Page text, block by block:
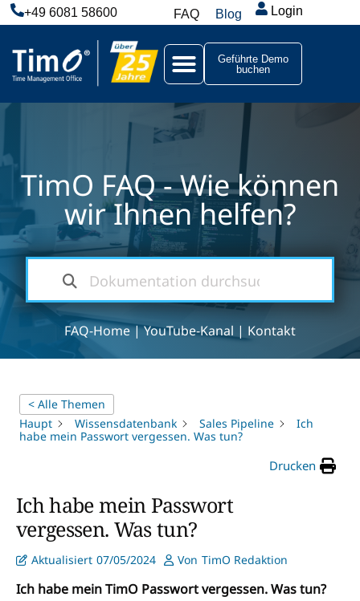
+49 6081 58600 FAQ Blog Login
Geführte Demo
buchen
TimO FAQ - Wie können
wir Ihnen helfen?
FAQ-Home|YouTube-Kanal | Kontakt
< Alle Themen
Haupt
Wissensdatenbank Sales Pipeline
Ich
habe mein Passwort vergessen. Was tun?
Drucken
Ich habe mein Passwort
vergessen. Was tun?
Aktualisiert 07/05/2024 Von TimO Redaktion
Ich habe mein TimO Passwort vergessen. Was tun?